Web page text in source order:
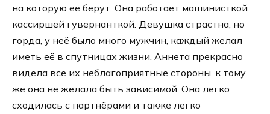
на которую её берут. Она работает машинисткой
кассиршей гувернанткой. Девушка страстна, но
горда, у неё было много мужчин, каждый желал
иметь её в спутницах жизни. Аннета прекрасно
видела все их неблагоприятные стороны, к тому
же она не желала быть зависимой. Она легко
сходилась с партнёрами и также легко